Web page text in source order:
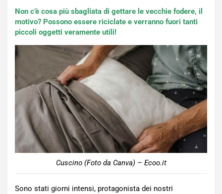
Non c’è cosa più sbagliata di gettare le vecchie fodere, il
motivo? Possono essere riciclate e verranno fuori tanti
piccoli oggetti veramente utili!
Cuscino (Foto da Canva) – Ecoo.it
Sono stati giorni intensi, protagonista dei nostri